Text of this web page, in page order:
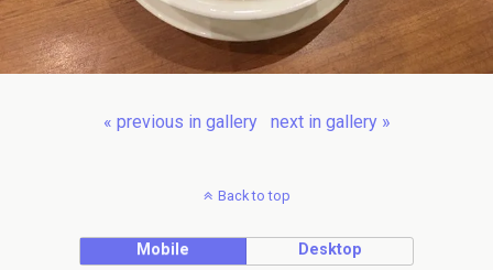
« previous in gallery next in gallery »
Back to top
Mobile Desktop